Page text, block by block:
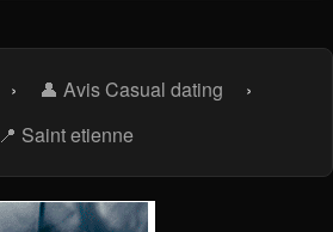
› 👤 Avis Casual dating
›
📍 Saint etienne